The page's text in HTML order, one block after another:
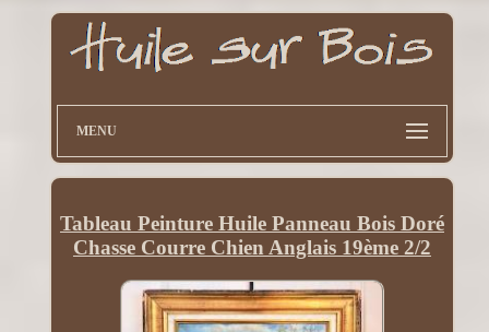
MENU
Tableau Peinture Huile Panneau Bois Doré
Chasse Courre Chien Anglais 19ème 2/2